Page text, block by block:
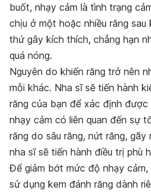
buốt, nhạy cảm là tình trạng
chịu ở một hoặc nhiều răng
thứ gây kích thích, chẳng hạn
quá nóng.
Nguyên do khiến răng trở nên
mỗi khác. Nha sĩ sẽ tiến hành
răng của bạn để xác định được
nhạy cảm có liên quan đến sự
răng do sâu răng, nứt răng, gãy
nha sĩ sẽ tiến hành điều trị phù
Để giảm bớt mức độ nhạy
sử dụng kem đánh răng dành